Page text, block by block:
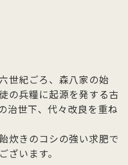
世紀ごろ、森八家の始
の兵糧に起源を発する古
治世下、代々改良を重ね
炊きのコシの強い求肥で
います。